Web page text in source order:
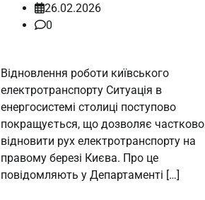
26.02.2026
0
Відновлення роботи київського
електротранспорту Ситуація в
енергосистемі столиці поступово
покращується, що дозволяє частково
відновити рух електротранспорту на
правому березі Києва. Про це
повідомляють у Департаменті […]